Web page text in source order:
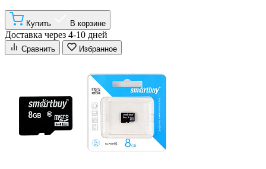
Купить В корзине
Доставка через 4-10 дней
Сравнить Избранное